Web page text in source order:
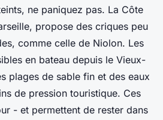
ne paniquez pas. La Côte
propose des criques peu
comme celle de Niolon. Les
en bateau depuis le Vieux-
plages de sable fin et des eaux
de pression touristique. Ces
- et permettent de rester dans